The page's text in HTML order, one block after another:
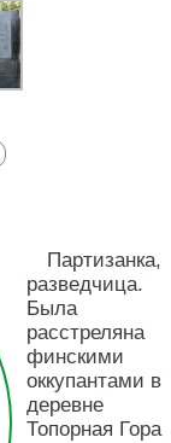
Партизанка,
разведчица.
Была
расстреляна
финскими
оккупантами в
деревне
Топорная Гора